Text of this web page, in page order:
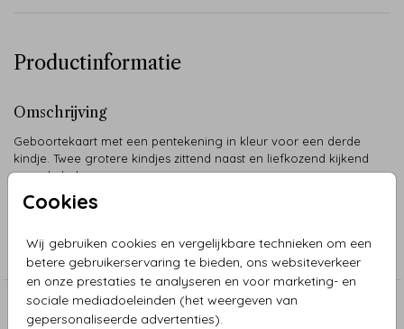
Cookies
Wij gebruiken cookies en vergelijkbare technieken om een
betere gebruikerservaring te bieden, ons websiteverkeer
en onze prestaties te analyseren en voor marketing- en
sociale mediadoeleinden (het weergeven van
gepersonaliseerde advertenties).
Productinformatie
Omschrijving
Geboortekaart met een pentekening in kleur voor een derde
kindje. Twee grotere kindjes zittend naast en liefkozend kijkend
naar de baby.
Pentekeningen
Aanbevolen